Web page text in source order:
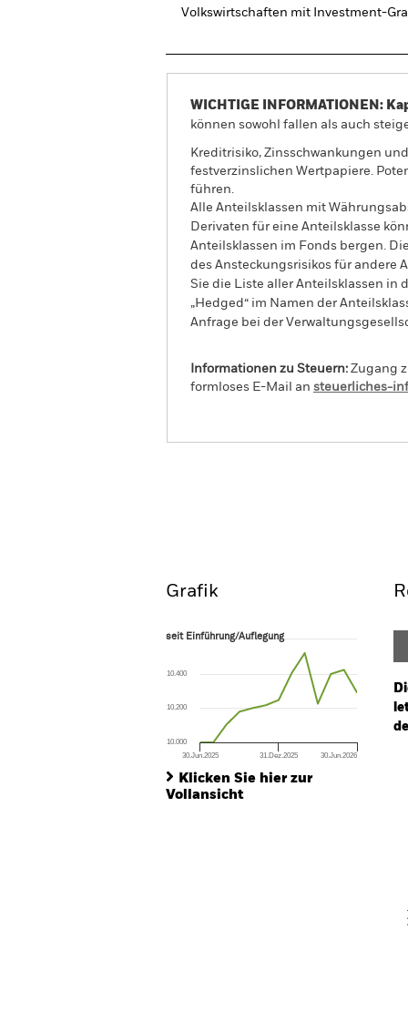
Volkswirtschaften mit Investment-
WICHTIGE INFORMATIONEN:
können sowohl fallen als auch
Kreditrisiko, Zinsschwankungen
festverzinslichen Wertpapiere.
führen.
Alle Anteilsklassen mit
Derivaten für eine Anteilsklasse
Anteilsklassen im Fonds bergen.
des Ansteckungsrisikos für andere
Sie die Liste aller Anteilsklassen in
„Hedged“ im Namen der
Anfrage bei der
Informationen zu Steuern: Zugang
formloses E-Mail an steuerliches-
Grafik
seit Einführung/Auflegung
The chart has 1 X axis displaying Time.
The chart has 1 Y axis displaying values.
seit Einführung/Auflegung
30.Jun.2025 31.Dez.2025 30.Jun.2026
10.000
10.200
10.400
Klicken Sie hier zur
Vollansicht